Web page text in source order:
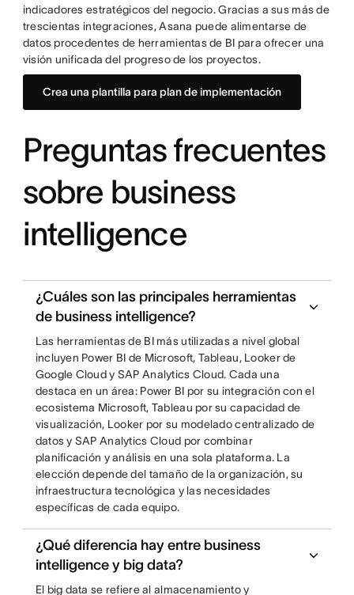
indicadores estratégicos del negocio. Gracias a sus más de
trescientas integraciones, Asana puede alimentarse de
datos procedentes de herramientas de BI para ofrecer una
visión unificada del progreso de los proyectos.
Crea una plantilla para plan de implementación
Preguntas frecuentes
sobre business
intelligence
¿Cuáles son las principales herramientas
de business intelligence?
Las herramientas de BI más utilizadas a nivel global
incluyen Power BI de Microsoft, Tableau, Looker de
Google Cloud y SAP Analytics Cloud. Cada una
destaca en un área: Power BI por su integración con el
ecosistema Microsoft, Tableau por su capacidad de
visualización, Looker por su modelado centralizado de
datos y SAP Analytics Cloud por combinar
planificación y análisis en una sola plataforma. La
elección depende del tamaño de la organización, su
infraestructura tecnológica y las necesidades
específicas de cada equipo.
¿Qué diferencia hay entre business
intelligence y big data?
El big data se refiere al almacenamiento y